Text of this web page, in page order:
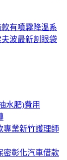
有噴霧降溫系
波最新割眼袋
水肥)費用
專業新竹護理師
密彰化汽車借款